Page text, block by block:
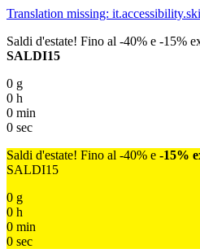
Translation missing:
Saldi d'estate! Fino al -40% e -15%
SALDI15
0 g
0 h
0 min
0 sec
Saldi d'estate! Fino al -40% e -15%
SALDI15
0 g
0 h
0 min
0 sec